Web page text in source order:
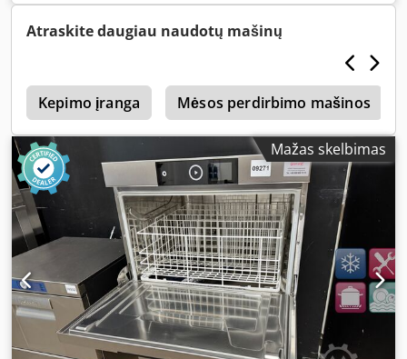
užklausą. Dksdpfxjw Tm His Aclsr Apmokėjimas grynais
arba išankstinis! Parduodama tik įmonėms. Jokios
garantijos, be atsakomybės.
Atraskite daugiau naudotų mašinų
Kepimo įranga Mėsos perdirbimo mašinos
Mažas skelbimas